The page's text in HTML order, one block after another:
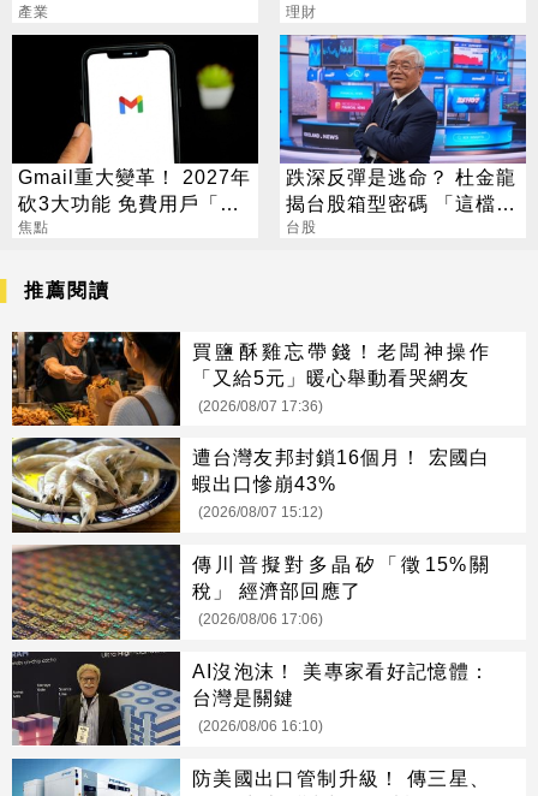
產業
法兩極
理財
Gmail重大變革！ 2027年
砍3大功能 免費用戶「這
好康」不能用了
焦點
跌深反彈是逃命？ 杜金龍
揭台股箱型密碼 「這檔」
手腳要快
台股
推薦閱讀
買鹽酥雞忘帶錢！老闆神操作
「又給5元」暖心舉動看哭網友
(2026/08/07 17:36)
遭台灣友邦封鎖16個月！ 宏國白
蝦出口慘崩43%
(2026/08/07 15:12)
傳川普擬對多晶矽「徵15%關
稅」 經濟部回應了
(2026/08/06 17:06)
AI沒泡沫！ 美專家看好記憶體：
台灣是關鍵
(2026/08/06 16:10)
防美國出口管制升級！ 傳三星、